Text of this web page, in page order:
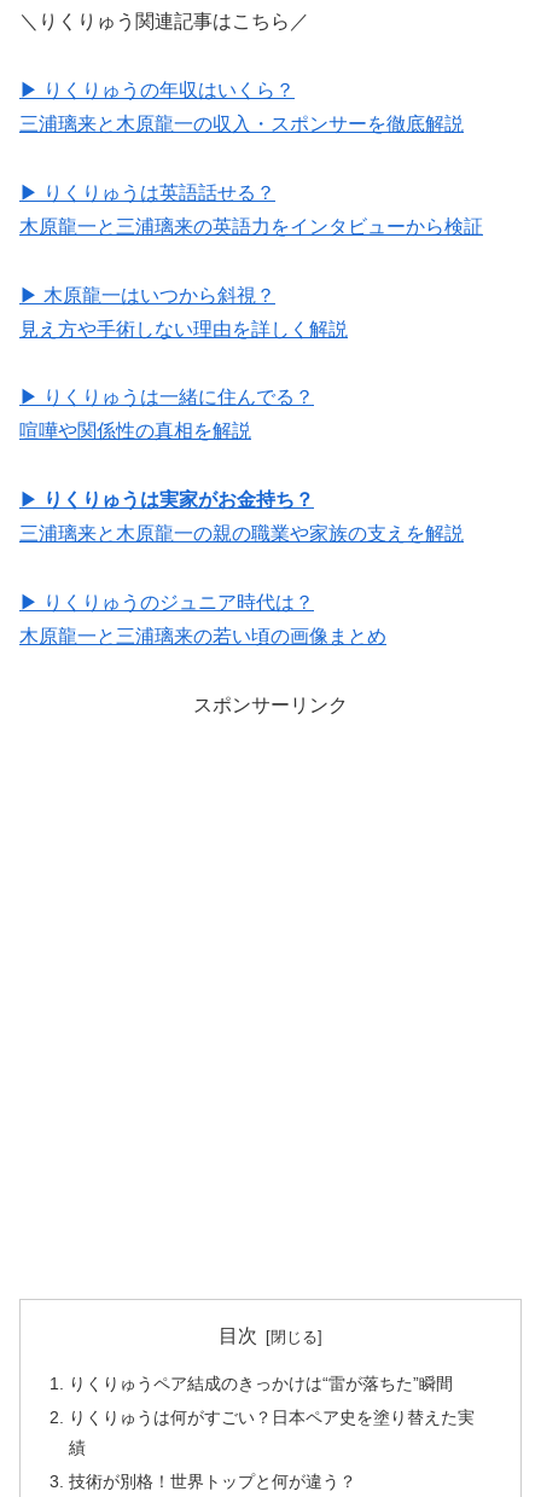
＼りくりゅう関連記事はこちら／
▶ りくりゅうの年収はいくら？
三浦璃来と木原龍一の収入・スポンサーを徹底解説
▶ りくりゅうは英語話せる？
木原龍一と三浦璃来の英語力をインタビューから検証
▶ 木原龍一はいつから斜視？
見え方や手術しない理由を詳しく解説
▶ りくりゅうは一緒に住んでる？
喧嘩や関係性の真相を解説
▶ りくりゅうは実家がお金持ち？
三浦璃来と木原龍一の親の職業や家族の支えを解説
▶ りくりゅうのジュニア時代は？
木原龍一と三浦璃来の若い頃の画像まとめ
スポンサーリンク
目次
りくりゅうペア結成のきっかけは“雷が落ちた”瞬間
りくりゅうは何がすごい？日本ペア史を塗り替えた実
績
技術が別格！世界トップと何が違う？